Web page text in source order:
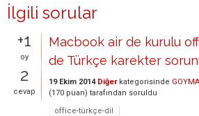
İlgili sorular
+1
oy
2
cevap
Macbook air de kurulu
de Türkçe karekter
19 Ekim 2014 Diğerkategorisinde
(170 puan) tarafından soruldu
office-türkçe-dil